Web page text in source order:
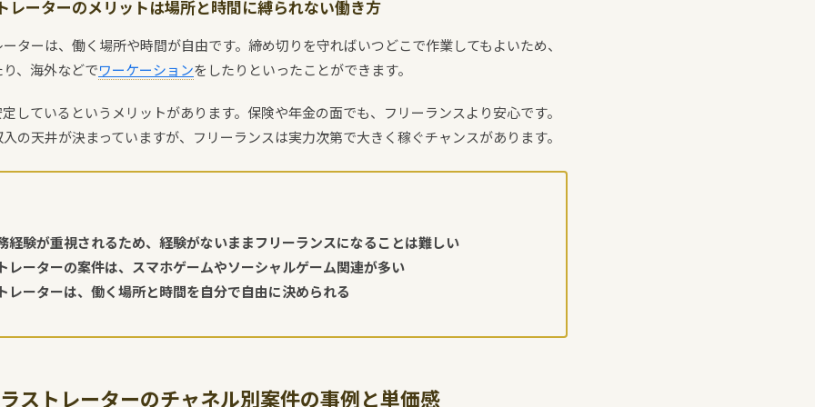
レーターのメリットは場所と時間に縛られない働き方
ターは、働く場所や時間が自由です。締め切りを守ればいつどこで作業してもよいため、
、海外などでワーケーションをしたりといったことができます。
しているというメリットがあります。保険や年金の面でも、フリーランスより安心です。
の天井が決まっていますが、フリーランスは実力次第で大きく稼ぐチャンスがあります。
経験が重視されるため、経験がないままフリーランスになることは難しい
レーターの案件は、スマホゲームやソーシャルゲーム関連が多い
レーターは、働く場所と時間を自分で自由に決められる
ストレーターのチャネル別案件の事例と単価感